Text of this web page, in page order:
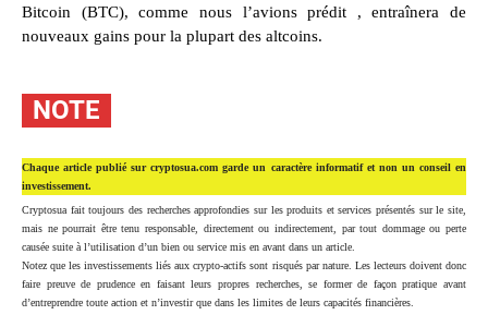
Bitcoin (BTC), comme nous l’avions prédit , entraînera de
nouveaux gains pour la plupart des altcoins.
NOTE
Chaque article publié sur cryptosua.com garde un caractère informatif et non un conseil en
investissement.
Cryptosua fait toujours des recherches approfondies sur les produits et services présentés sur le site,
mais ne pourrait être tenu responsable, directement ou indirectement, par tout dommage ou perte
causée suite à l’utilisation d’un bien ou service mis en avant dans un article.
Notez que les investissements liés aux crypto-actifs sont risqués par nature. Les lecteurs doivent donc
faire preuve de prudence en faisant leurs propres recherches, se former de façon pratique avant
d’entreprendre toute action et n’investir que dans les limites de leurs capacités financières.